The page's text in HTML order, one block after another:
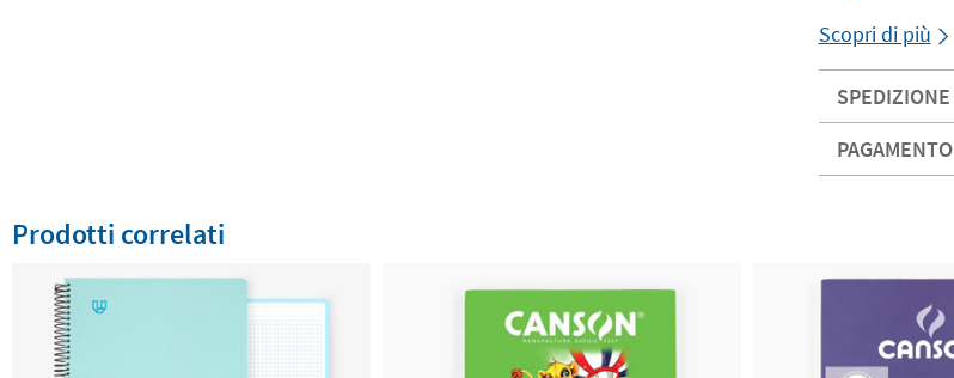
Scopri di più
SPEDIZIONE
PAGAMENTO
Prodotti correlati